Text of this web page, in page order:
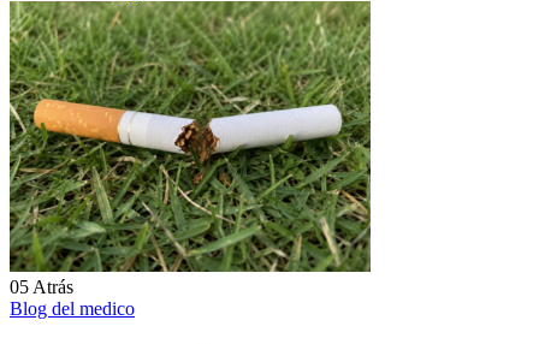
05 Atrás
Blog del medico